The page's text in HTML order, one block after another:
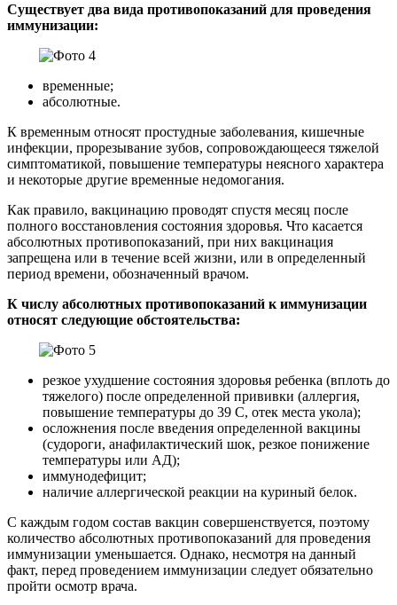
Существует два вида противопоказаний для проведения
иммунизации:
временные;
абсолютные.
К временным относят простудные заболевания, кишечные
инфекции, прорезывание зубов, сопровождающееся тяжелой
симптоматикой, повышение температуры неясного характера
и некоторые другие временные недомогания.
Как правило, вакцинацию проводят спустя месяц после
полного восстановления состояния здоровья. Что касается
абсолютных противопоказаний, при них вакцинация
запрещена или в течение всей жизни, или в определенный
период времени, обозначенный врачом.
К числу абсолютных противопоказаний к иммунизации
относят следующие обстоятельства:
резкое ухудшение состояния здоровья ребенка (вплоть до
тяжелого) после определенной прививки (аллергия,
повышение температуры до 39 С, отек места укола);
осложнения после введения определенной вакцины
(судороги, анафилактический шок, резкое понижение
температуры или АД);
иммунодефицит;
наличие аллергической реакции на куриный белок.
С каждым годом состав вакцин совершенствуется, поэтому
количество абсолютных противопоказаний для проведения
иммунизации уменьшается. Однако, несмотря на данный
факт, перед проведением иммунизации следует обязательно
пройти осмотр врача.